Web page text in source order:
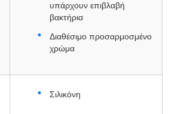
υπάρχουν επιβλαβή
βακτήρια
Διαθέσιμο προσαρμοσμένο
χρώμα
Σιλικόνη